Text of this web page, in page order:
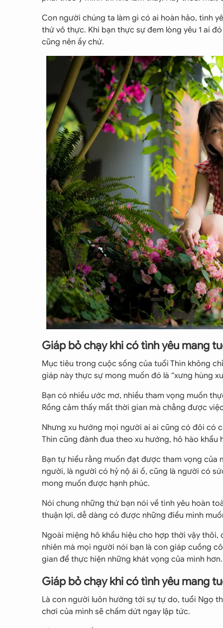
Con người chúng ta làm gì có ai hoàn hảo, tình
thứ vô thực. Khi bạn thực sự đem lòng yêu 1 ai
cũng nên ấy chứ.
Giáp bỏ chạy khi có tình yêu mang
Mục tiêu trong cuộc sống của tuổi Thìn không
giáp này thực sự mong muốn đó là “xưng hùng
Bạn có nhiều ước mơ, nhiều tham vọng muốn
Rồng cảm thấy mất thời gian mà chẳng được
Nhưng xu hướng mọi người ai ai cũng có đôi có
Thìn cũng đành đua theo xu hướng, hô hào khẩu
Bạn tự hiểu rằng muốn đạt được tham vọng của
người, là người có hỷ nộ ái ố, cũng là người có
mong muốn được hạnh phúc.
Nói chung những thứ bạn nói về tình yêu hoàn
thuận lợi, dễ dàng có được những điều mình
Ngoài miệng hô khẩu hiệu cho hợp thời vậy
nhiên mà mọi người nói bạn là con giáp cuồng
gian để thực hiện những khát vọng của mình hơn.
Giáp bỏ chạy khi có tình yêu mang
Là con người luôn hướng tới sự tự do, tuổi Ngọ
chơi của mình sẽ chấm dứt ngay lập tức.